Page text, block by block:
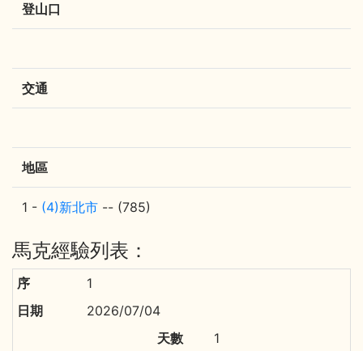
登山口
交通
地區
1 - (4)新北市 -- (785)
馬克經驗列表：
1
2026/07/04
1